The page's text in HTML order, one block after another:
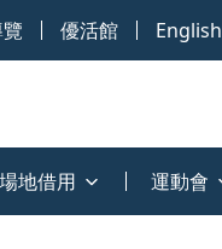
優活館 English
地借用 運動會